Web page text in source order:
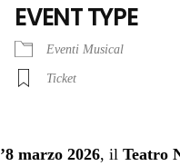
EVENT TYPE
Eventi Musical
Ticket
marzo 2026, il Teatro